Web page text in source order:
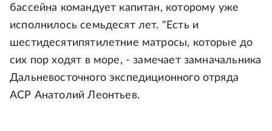
бассейна командует капитан, которому уже
исполнилось семьдесят лет. "Есть и
шестидесятипятилетние матросы, которые до
сих пор ходят в море, - замечает замначальника
Дальневосточного экспедиционного отряда
АСР Анатолий Леонтьев.